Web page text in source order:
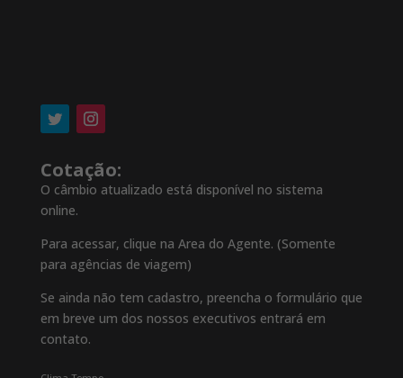
Cotação:
O câmbio atualizado está disponível no sistema
online.
Para acessar, clique na Area do Agente. (Somente
para agências de viagem)
Se ainda não tem cadastro, preencha o formulário que
em breve um dos nossos executivos entrará em
contato.